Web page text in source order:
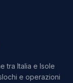
tra Italia e Isole
e operazioni